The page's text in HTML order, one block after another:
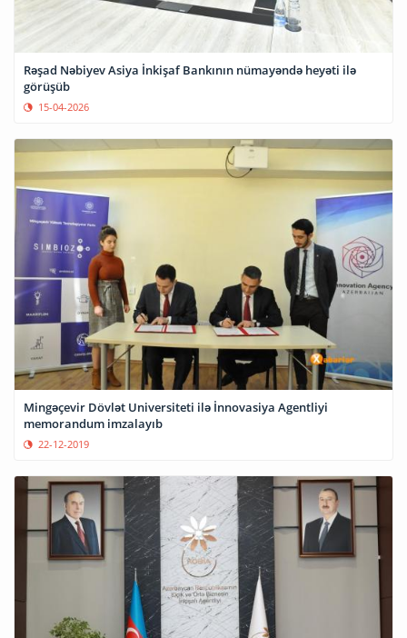
Rəşad Nəbiyev Asiya İnkişaf Bankının nümayəndə heyəti ilə
görüşüb
15-04-2026
Mingəçevir Dövlət Universiteti ilə İnnovasiya Agentliyi
memorandum imzalayıb
22-12-2019